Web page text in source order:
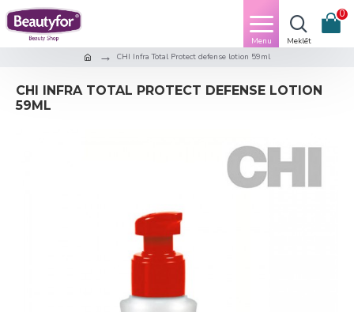
0
CHI Infra Total Protect defense lotion 59ml
CHI INFRA TOTAL PROTECT DEFENSE LOTION
59ML